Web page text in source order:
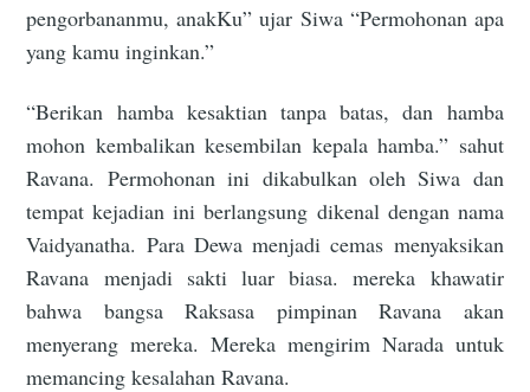
pengorbananmu, anakKu” ujar Siwa “Permohonan apa
yang kamu inginkan.”
“Berikan hamba kesaktian tanpa batas, dan hamba
mohon kembalikan kesembilan kepala hamba.” sahut
Ravana. Permohonan ini dikabulkan oleh Siwa dan
tempat kejadian ini berlangsung dikenal dengan nama
Vaidyanatha. Para Dewa menjadi cemas menyaksikan
Ravana menjadi sakti luar biasa. mereka khawatir
bahwa bangsa Raksasa pimpinan Ravana akan
menyerang mereka. Mereka mengirim Narada untuk
memancing kesalahan Ravana.